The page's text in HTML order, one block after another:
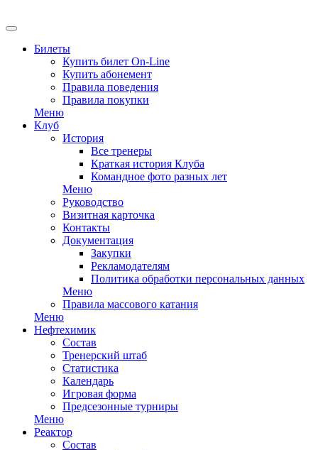
Билеты
Купить билет On-Line
Купить абонемент
Правила поведения
Правила покупки
Меню
Клуб
История
Все тренеры
Краткая история Клуба
Командное фото разных лет
Меню
Руководство
Визитная карточка
Контакты
Документация
Закупки
Рекламодателям
Политика обработки персональных данных
Меню
Правила массового катания
Меню
Нефтехимик
Состав
Тренерский штаб
Статистика
Календарь
Игровая форма
Предсезонные турниры
Меню
Реактор
Состав